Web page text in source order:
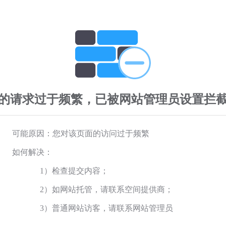
请求过于频繁，已被网站管理员设置拦
可能原因：您对该页面的访问过于频繁
如何解决：
1）检查提交内容；
2）如网站托管，请联系空间提供商；
3）普通网站访客，请联系网站管理员